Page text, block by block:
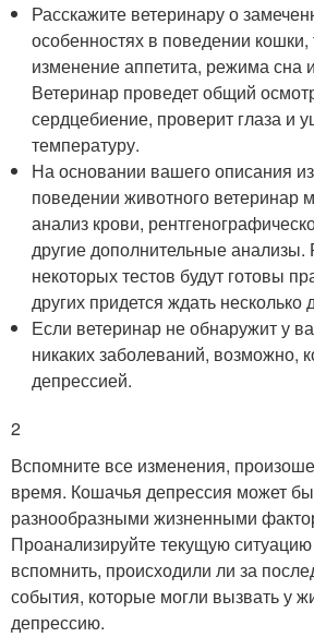
Расскажите ветеринару о
особенностях в поведении кошки,
изменение аппетита, режима сна
Ветеринар проведет общий
сердцебиение, проверит глаза и
температуру.
На основании вашего описания
поведении животного ветеринар
анализ крови,
другие дополнительные анализы.
некоторых тестов будут готовы
других придется ждать несколько
Если ветеринар не обнаружит у
никаких заболеваний, возможно,
депрессией.
2
Вспомните все изменения,
время. Кошачья депрессия может
разнообразными жизненными
Проанализируйте текущую
вспомнить, происходили ли за
события, которые могли вызвать у
депрессию.